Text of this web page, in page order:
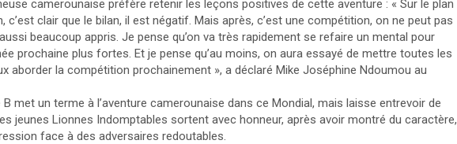
camerounaise préfère retenir les leçons positives de cette aventure : « Sur le plan
clair que le bilan, il est négatif. Mais après, c’est une compétition, on ne peut pas
beaucoup appris. Je pense qu’on va très rapidement se refaire un mental pour
prochaine plus fortes. Et je pense qu’au moins, on aura essayé de mettre toutes les
aborder la compétition prochainement », a déclaré Mike Joséphine Ndoumou au
met un terme à l’aventure camerounaise dans ce Mondial, mais laisse entrevoir de
jeunes Lionnes Indomptables sortent avec honneur, après avoir montré du caractère,
face à des adversaires redoutables.